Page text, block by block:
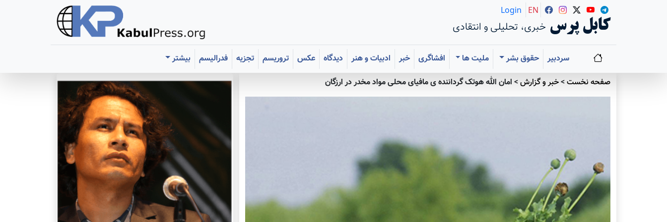
کابل پرس خبری، تحلیلی و انتقادی
Login EN
سردبیر حقوق بشر ملیت ها افشاگری خبر ادبیات و هنر دیدگاه عکس تروریسم تجزیه فدرالیسم
بیشتر
صفحه نخست>خبر و گزارش> امان الله هوتک گرداننده ی مافیای محلی مواد مخدر در ارزگان